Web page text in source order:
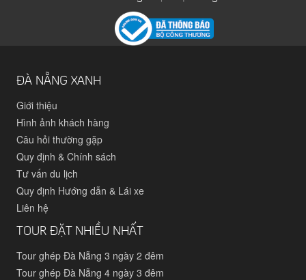
ĐÀ NẴNG XANH
Giới thiệu
Hình ảnh khách hàng
Câu hỏi thường gặp
Quy định & Chính sách
Tư vấn du lịch
Quy định Hướng dẫn & Lái xe
Liên hệ
TOUR ĐẶT NHIỀU NHẤT
Tour ghép Đà Nẵng 3 ngày 2 đêm
Tour ghép Đà Nẵng 4 ngày 3 đêm